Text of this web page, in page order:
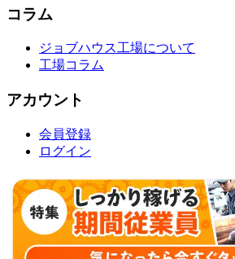
コラム
ジョブハウス工場について
工場コラム
アカウント
会員登録
ログイン